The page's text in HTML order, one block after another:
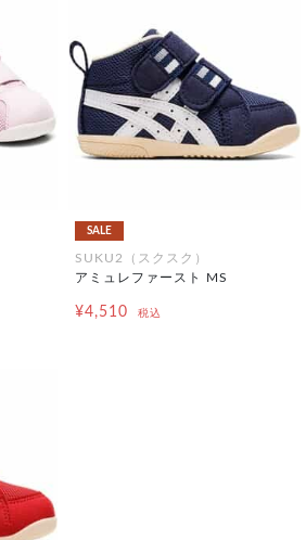
SALE
SUKU2（スクスク）
アミュレファースト MS
¥4,510 税込